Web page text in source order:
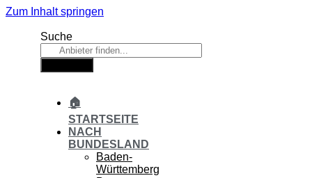
Zum Inhalt springen
Suche
🏠
STARTSEITE
NACH
BUNDESLAND
Baden-
Württemberg